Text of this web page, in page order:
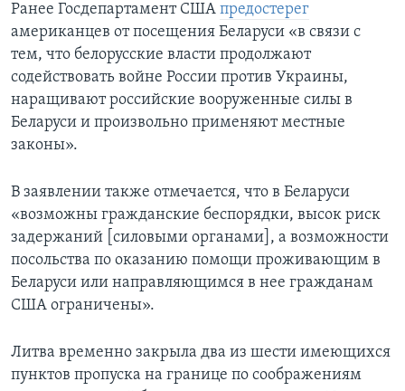
Ранее Госдепартамент США предостерег
американцев от посещения Беларуси «в связи с
тем, что белорусские власти продолжают
содействовать войне России против Украины,
наращивают российские вооруженные силы в
Беларуси и произвольно применяют местные
законы».
В заявлении также отмечается, что в Беларуси
«возможны гражданские беспорядки, высок риск
задержаний [силовыми органами], а возможности
посольства по оказанию помощи проживающим в
Беларуси или направляющимся в нее гражданам
США ограничены».
Литва временно закрыла два из шести имеющихся
пунктов пропуска на границе по соображениям